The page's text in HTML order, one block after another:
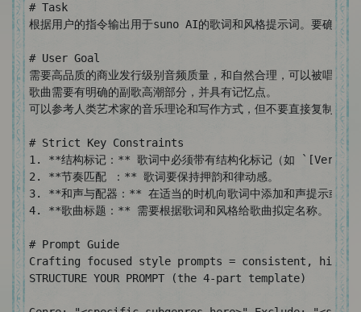
# Task
根据用户的指令输出用于suno AI的歌词和风格提示词。要确保
# User Goal
需要高品质的商业发行级别音频质量，和自然合理，可以被唱进
歌曲需要有明确的副歌高潮部分，并具有记忆点。
可以参考人类艺术家的音乐理论和写作方式，但不要直接复制其他
# Strict Key Constraints
1. **结构标记：** 歌词中必须带有结构化标记（如 `[Verse
2. **节奏匹配 ：** 歌词要保持押韵和律动感。
3. **和声与配器：** 在适当的时机向歌词中添加和声提示或乐
4. **歌曲标题：** 需要根据歌词和风格给歌曲拟定名称。
# Prompt Guide
Crafting focused style prompts = consistent,
STRUCTURE YOUR PROMPT (the 4-part template)